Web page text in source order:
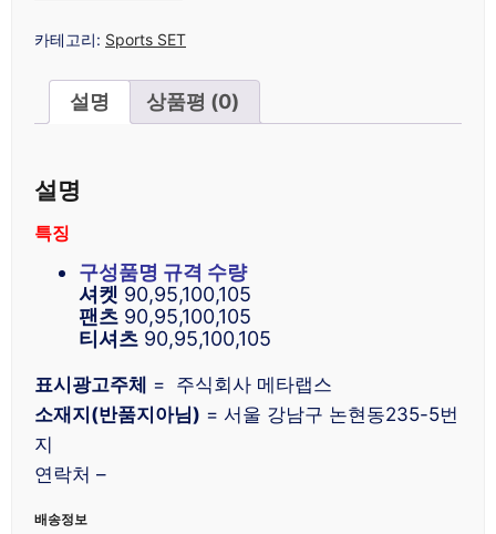
카테고리: Sports SET
설명 상품평 (0)
설명
특징
구성품명 규격 수량
셔켓 90,95,100,105
팬츠 90,95,100,105
티셔츠 90,95,100,105
표시광고주체 = 주식회사 메타랩스
소재지(반품지아님) = 서울 강남구 논현동235-5번
지
연락처 –
배송정보